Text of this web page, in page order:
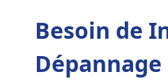
Besoin de